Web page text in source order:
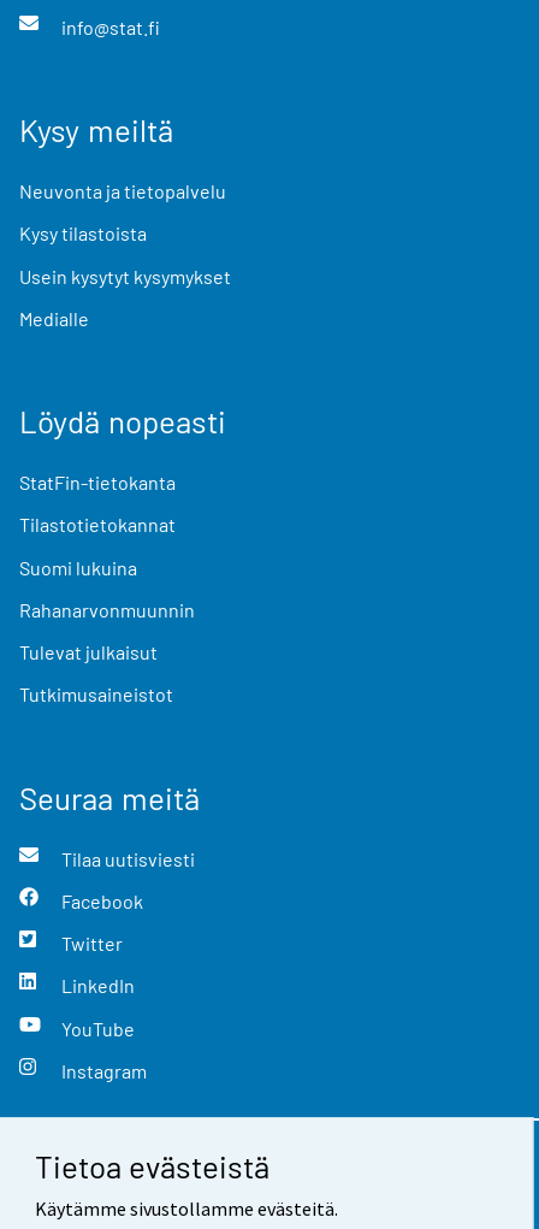
Tietoa evästeistä
Käytämme sivustollamme evästeitä.
info@stat.fi
Kysy meiltä
Neuvonta ja tietopalvelu
Kysy tilastoista
Usein kysytyt kysymykset
Medialle
Löydä nopeasti
StatFin-tietokanta
Tilastotietokannat
Suomi lukuina
Rahanarvonmuunnin
Tulevat julkaisut
Tutkimusaineistot
Seuraa meitä
Tilaa uutisviesti
Facebook
Twitter
LinkedIn
YouTube
Instagram
Yhteystiedot
Palaute